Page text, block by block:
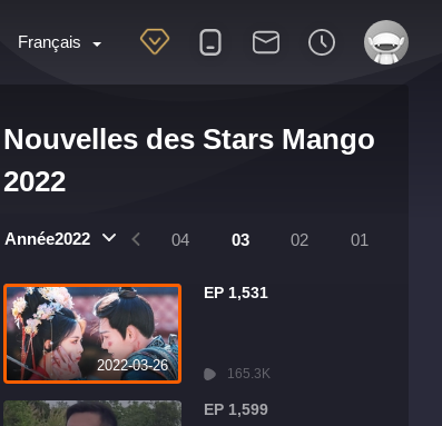
Français
Nouvelles des Stars Mango
2022
Année2022
07 06 05 04 03 02 01
2022-03-26
EP 1,531
165.3K
EP 1,599